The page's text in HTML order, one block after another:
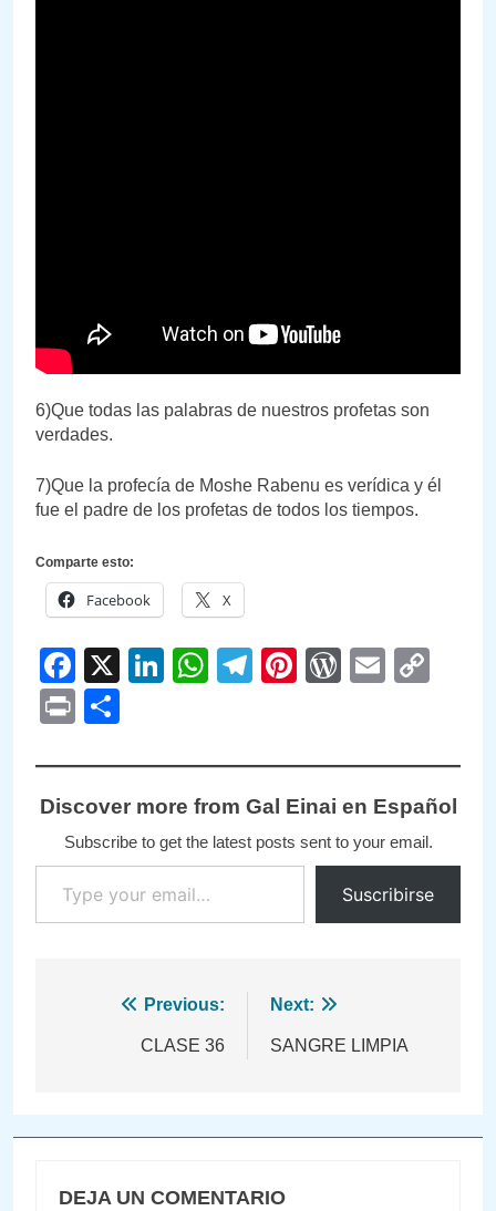
6)Que todas las palabras de nuestros profetas son
verdades.
7)Que la profecía de Moshe Rabenu es verídica y él
fue el padre de los profetas de todos los tiempos.
Comparte esto:
Facebook X
Facebook
X LinkedIn
WhatsApp
Telegram
PinterestEmail
Print
Discover more from Gal Einai en Español
Subscribe to get the latest posts sent to your email.
Type your email…
Suscribirse
Navegación
Previous:
CLASE 36
Next:
SANGRE LIMPIA
DEJA UN COMENTARIO